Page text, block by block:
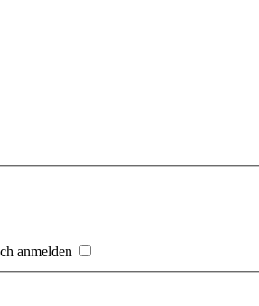
anmelden